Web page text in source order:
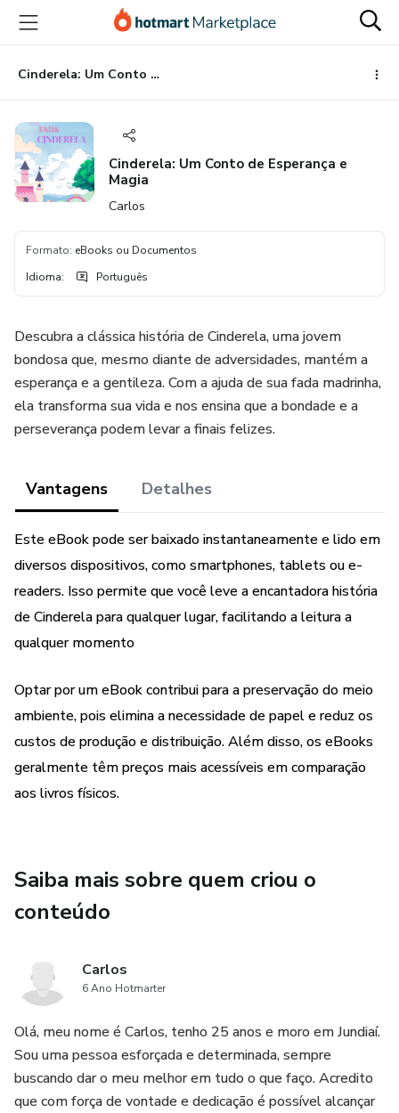
para
conteúdo
principal
para
pagamento
para
rodapé
Cinderela: Um Conto de Esperança e Magia
Cinderela: Um Conto de Esperança e
Magia
Carlos
Formato: eBooks ou Documentos
Idioma: Português
Descubra a clássica história de Cinderela, uma jovem
bondosa que, mesmo diante de adversidades, mantém a
esperança e a gentileza. Com a ajuda de sua fada madrinha,
ela transforma sua vida e nos ensina que a bondade e a
perseverança podem levar a finais felizes.
Vantagens Detalhes
Este eBook pode ser baixado instantaneamente e lido em
diversos dispositivos, como smartphones, tablets ou e-
readers. Isso permite que você leve a encantadora história
de Cinderela para qualquer lugar, facilitando a leitura a
qualquer momento
Optar por um eBook contribui para a preservação do meio
ambiente, pois elimina a necessidade de papel e reduz os
custos de produção e distribuição. Além disso, os eBooks
geralmente têm preços mais acessíveis em comparação
aos livros físicos.
Saiba mais sobre quem criou o
conteúdo
Carlos
6 Ano Hotmarter
Olá, meu nome é Carlos, tenho 25 anos e moro em Jundiaí.
Sou uma pessoa esforçada e determinada, sempre
buscando dar o meu melhor em tudo o que faço. Acredito
que com força de vontade e dedicação é possível alcançar